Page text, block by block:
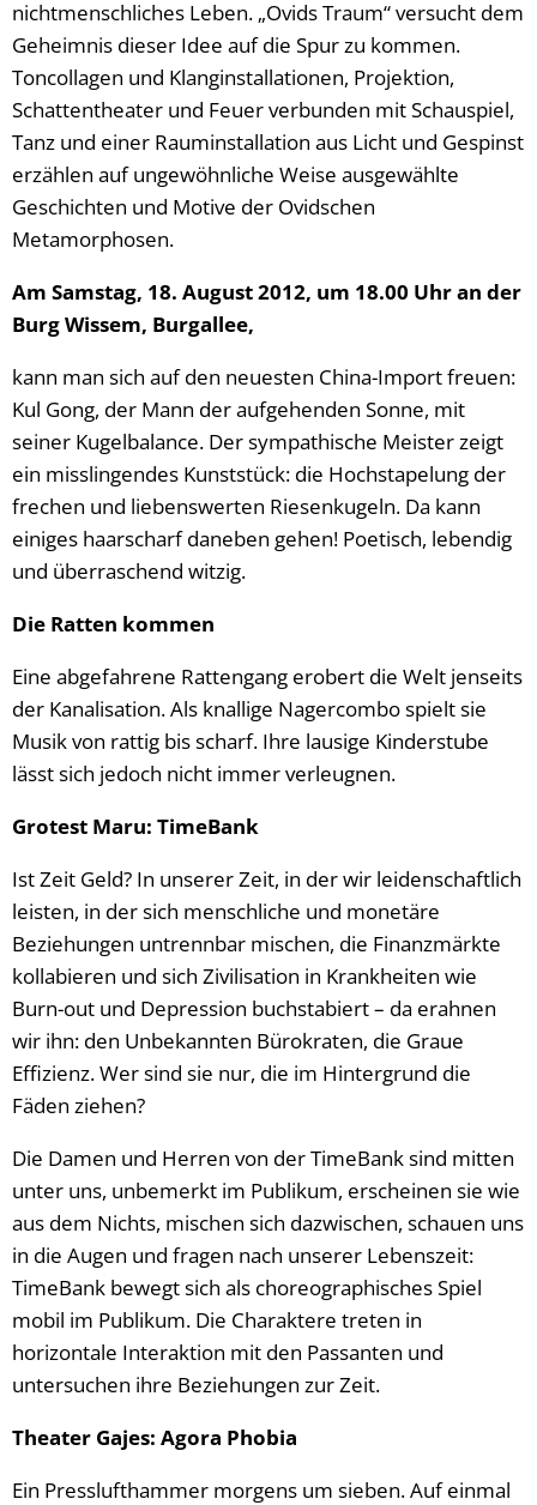
nichtmenschliches Leben. „Ovids Traum“ versucht dem
Geheimnis dieser Idee auf die Spur zu kommen.
Toncollagen und Klanginstallationen, Projektion,
Schattentheater und Feuer verbunden mit Schauspiel,
Tanz und einer Rauminstallation aus Licht und Gespinst
erzählen auf ungewöhnliche Weise ausgewählte
Geschichten und Motive der Ovidschen
Metamorphosen.
Am Samstag, 18. August 2012, um 18.00 Uhr an der
Burg Wissem, Burgallee,
kann man sich auf den neuesten China-Import freuen:
Kul Gong, der Mann der aufgehenden Sonne, mit
seiner Kugelbalance. Der sympathische Meister zeigt
ein misslingendes Kunststück: die Hochstapelung der
frechen und liebenswerten Riesenkugeln. Da kann
einiges haarscharf daneben gehen! Poetisch, lebendig
und überraschend witzig.
Die Ratten kommen
Eine abgefahrene Rattengang erobert die Welt jenseits
der Kanalisation. Als knallige Nagercombo spielt sie
Musik von rattig bis scharf. Ihre lausige Kinderstube
lässt sich jedoch nicht immer verleugnen.
Grotest Maru: TimeBank
Ist Zeit Geld? In unserer Zeit, in der wir leidenschaftlich
leisten, in der sich menschliche und monetäre
Beziehungen untrennbar mischen, die Finanzmärkte
kollabieren und sich Zivilisation in Krankheiten wie
Burn-out und Depression buchstabiert – da erahnen
wir ihn: den Unbekannten Bürokraten, die Graue
Effizienz. Wer sind sie nur, die im Hintergrund die
Fäden ziehen?
Die Damen und Herren von der TimeBank sind mitten
unter uns, unbemerkt im Publikum, erscheinen sie wie
aus dem Nichts, mischen sich dazwischen, schauen uns
in die Augen und fragen nach unserer Lebenszeit:
TimeBank bewegt sich als choreographisches Spiel
mobil im Publikum. Die Charaktere treten in
horizontale Interaktion mit den Passanten und
untersuchen ihre Beziehungen zur Zeit.
Theater Gajes: Agora Phobia
Ein Presslufthammer morgens um sieben. Auf einmal